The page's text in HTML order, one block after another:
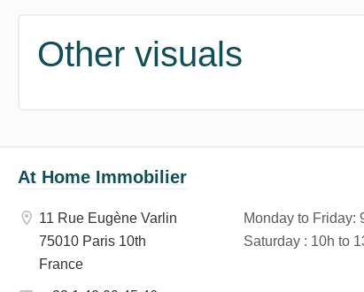
Other visuals
At Home Immobilier
11 Rue Eugène Varlin
75010 Paris 10th
France
Monday to Friday:
Saturday : 10h to